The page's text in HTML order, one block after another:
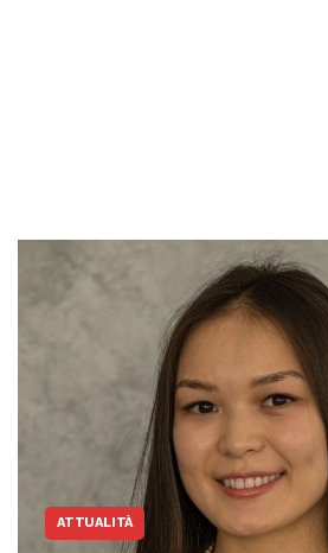
ATTUALITÀ